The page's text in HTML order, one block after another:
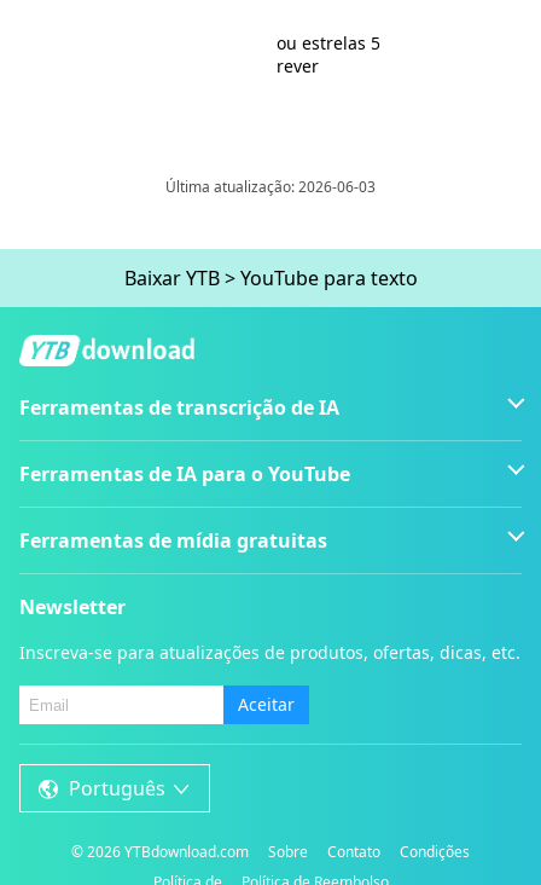
ou estrelas 5
rever
Última atualização: 2026-06-03
Baixar YTB>YouTube para texto
Ferramentas de transcrição de IA
Ferramentas de IA para o YouTube
Ferramentas de mídia gratuitas
Newsletter
Inscreva-se para atualizações de produtos, ofertas, dicas, etc.
Aceitar
Português
©2026YTBdownload.com Sobre Contato
Condições